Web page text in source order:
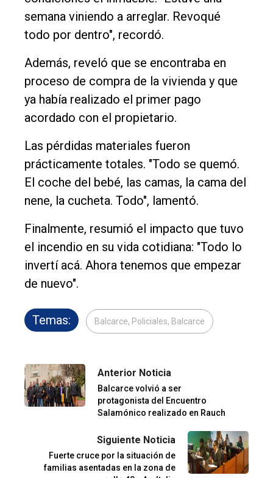
semana viniendo a arreglar. Revoqué
todo por dentro", recordó.
Además, reveló que se encontraba en
proceso de compra de la vivienda y que
ya había realizado el primer pago
acordado con el propietario.
Las pérdidas materiales fueron
prácticamente totales. "Todo se quemó.
El coche del bebé, las camas, la cama del
nene, la cucheta. Todo", lamentó.
Finalmente, resumió el impacto que tuvo
el incendio en su vida cotidiana: "Todo lo
invertí acá. Ahora tenemos que empezar
de nuevo".
Temas: Balcarce, Policiales, Balcarce
Anterior Noticia
Balcarce volvió a ser
protagonista del Encuentro
Salamónico realizado en Rauch
Siguiente Noticia
Fuerte cruce por la situación de
familias asentadas en la zona de